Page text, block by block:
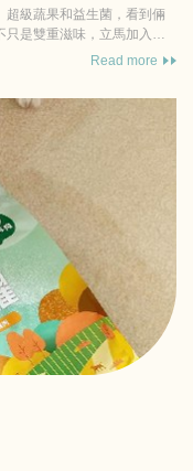
超級蔬果和益生菌，看到倆
是雙重滋味，立馬加入乾
Read more